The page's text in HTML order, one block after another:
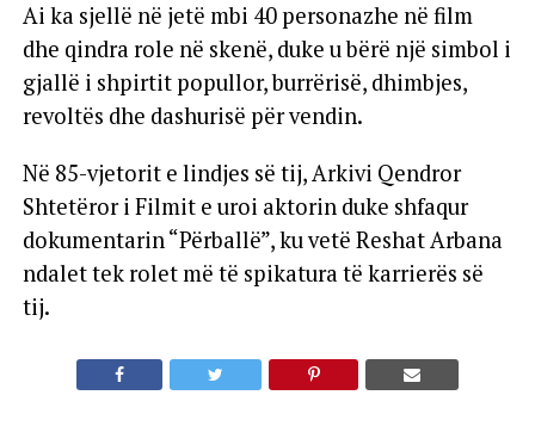
Ai ka sjellë në jetë mbi 40 personazhe në film
dhe qindra role në skenë, duke u bërë një simbol i
gjallë i shpirtit popullor, burrërisë, dhimbjes,
revoltës dhe dashurisë për vendin.
Në 85-vjetorit e lindjes së tij, Arkivi Qendror
Shtetëror i Filmit e uroi aktorin duke shfaqur
dokumentarin “Përballë”, ku vetë Reshat Arbana
ndalet tek rolet më të spikatura të karrierës së
tij.